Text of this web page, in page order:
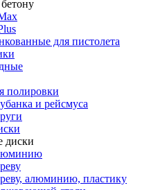
для пистолета
полировки
и рейсмуса
диски
алюминию, пластику